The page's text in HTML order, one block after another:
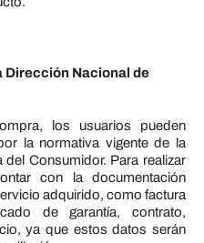
Dirección Nacional de
los usuarios pueden
la normativa vigente de la
Consumidor. Para realizar
con la documentación
adquirido, como factura
de garantía, contrato,
ya que estos datos serán